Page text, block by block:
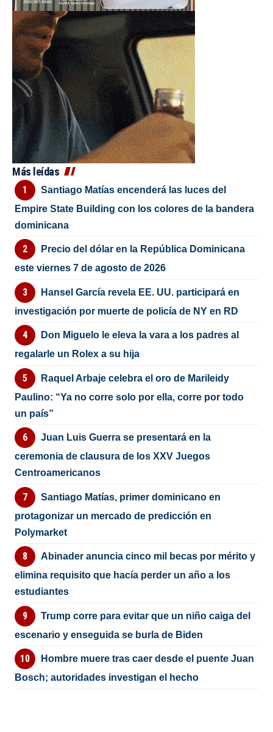
Más leídas
Santiago Matías encenderá las luces del
Empire State Building con los colores de la bandera
dominicana
Precio del dólar en la República Dominicana
este viernes 7 de agosto de 2026
Hansel García revela EE. UU. participará en
investigación por muerte de policía de NY en RD
Don Miguelo le eleva la vara a los padres al
regalarle un Rolex a su hija
Raquel Arbaje celebra el oro de Marileidy
Paulino: “Ya no corre solo por ella, corre por todo
un país”
Juan Luis Guerra se presentará en la
ceremonia de clausura de los XXV Juegos
Centroamericanos
Santiago Matías, primer dominicano en
protagonizar un mercado de predicción en
Polymarket
Abinader anuncia cinco mil becas por mérito y
elimina requisito que hacía perder un año a los
estudiantes
Trump corre para evitar que un niño caiga del
escenario y enseguida se burla de Biden
Hombre muere tras caer desde el puente Juan
Bosch; autoridades investigan el hecho